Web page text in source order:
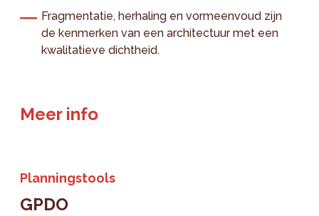
Fragmentatie, herhaling en vormeenvoud zijn
de kenmerken van een architectuur met een
kwalitatieve dichtheid.
Meer info
Planningstools
GPDO